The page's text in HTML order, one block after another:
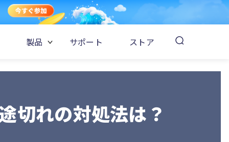
製品 サポート ストア
切れの対処法は？